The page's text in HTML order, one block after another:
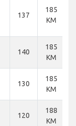
137
185
KM
140
185
KM
130
185
KM
120
188
KM